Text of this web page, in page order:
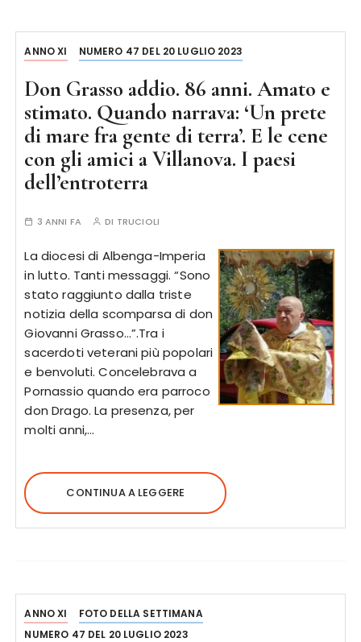
ANNO XI NUMERO 47 DEL 20 LUGLIO 2023
Don Grasso addio. 86 anni. Amato e
stimato. Quando narrava: ‘Un prete
di mare fra gente di terra’. E le cene
con gli amici a Villanova. I paesi
dell’entroterra
3 ANNI FA DI TRUCIOLI
La diocesi di Albenga-Imperia
in lutto. Tanti messaggi. “Sono
stato raggiunto dalla triste
notizia della scomparsa di don
Giovanni Grasso…”.Tra i
sacerdoti veterani più popolari
e benvoluti. Concelebrava a
Pornassio quando era parroco
don Drago. La presenza, per
molti anni,…
CONTINUA A LEGGERE
ANNO XI
FOTO DELLA SETTIMANA
NUMERO 47 DEL 20 LUGLIO 2023